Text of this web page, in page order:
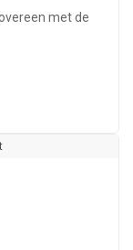
met de